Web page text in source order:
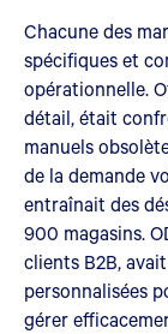
Chacune des
spécifiques et
opérationnelle.
détail, était
manuels
de la demande
entraînait des
900 magasins.
clients B2B,
personnalisées
gérer